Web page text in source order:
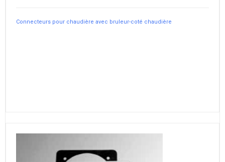
Connecteurs pour chaudière avec bruleur-coté chaudière